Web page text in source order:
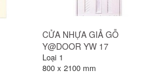
CỬA NHỰA GIẢ GỖ
Y@DOOR YO 39
Loại 1
800 x 2100 mm